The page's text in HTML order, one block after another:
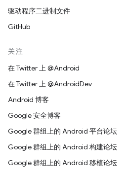
驱动程序二进制文件
GitHub
关注
在 Twitter 上 @Android
在 Twitter 上 @AndroidDev
Android 博客
Google 安全博客
Google 群组上的 Android 平台论坛
Google 群组上的 Android 构建论坛
Google 群组上的 Android 移植论坛